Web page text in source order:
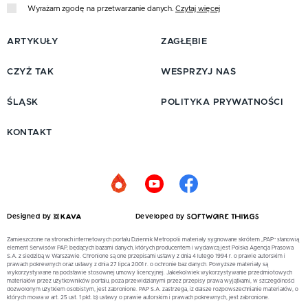
Wyrażam zgodę na przetwarzanie danych. Czytaj więcej
ARTYKUŁY
CZYŻ TAK
ŚLĄSK
ZAGŁĘBIE
WESPRZYJ NAS
POLITYKA PRYWATNOŚCI
KONTAKT
Designed by Developed by
Zamieszczone na stronach internetowych portalu Dziennik Metropolii materiały sygnowane skrótem „PAP” stanowią
element Serwisów PAP, będących bazami danych, których producentem i wydawcą jest Polska Agencja Prasowa
S.A. z siedzibą w Warszawie. Chronione są one przepisami ustawy z dnia 4 lutego 1994 r. o prawie autorskim i
prawach pokrewnych oraz ustawy z dnia 27 lipca 2001 r. o ochronie baz danych. Powyższe materiały są
wykorzystywane na podstawie stosownej umowy licencyjnej. Jakiekolwiek wykorzystywanie przedmiotowych
materiałów przez użytkowników portalu, poza przewidzianymi przez przepisy prawa wyjątkami, w szczególności
dozwolonym użytkiem osobistym, jest zabronione. PAP S.A. zastrzega, iż dalsze rozpowszechnianie materiałów, o
których mowa w art. 25 ust. 1 pkt. b) ustawy o prawie autorskim i prawach pokrewnych, jest zabronione.